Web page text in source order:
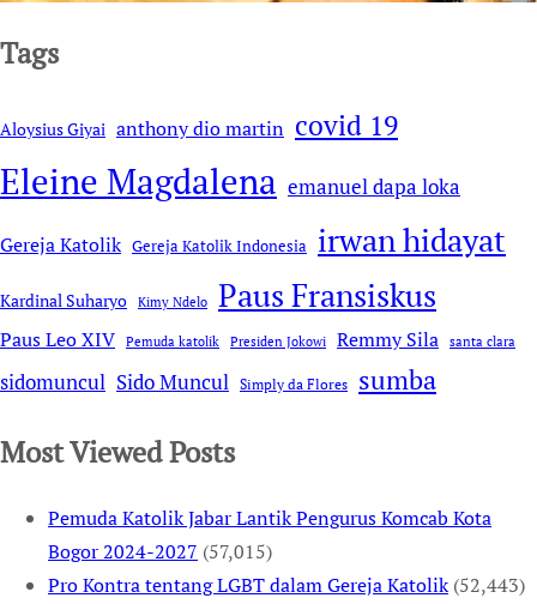
Tags
Aloysius Giyai anthony dio martin covid 19
Eleine Magdalena emanuel dapa loka
Gereja Katolik Gereja Katolik Indonesia irwan hidayat
Kardinal Suharyo Kimy Ndelo Paus Fransiskus
Paus Leo XIV Pemuda katolik Presiden Jokowi Remmy Sila santa clara
sidomuncul Sido Muncul Simply da Flores sumba
Most Viewed Posts
Pemuda Katolik Jabar Lantik Pengurus Komcab Kota
Bogor 2024-2027 (57,015)
Pro Kontra tentang LGBT dalam Gereja Katolik (52,443)